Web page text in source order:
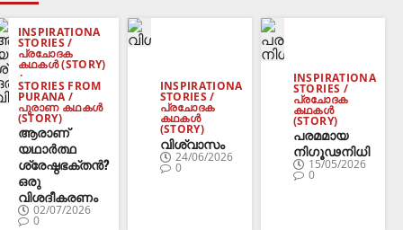
INSPIRATIONA
STORIES /
പ്രചോദക
കഥകൾ (STORY)
STORIES FROM
PURANA /
പുരാണ കഥകൾ
(STORY)
ആരാണ്
യഥാർത്ഥ
ശ്രേഷ്ഠഭക്തൻ?
ഒരു
വിശദീകരണം
02/07/2026
0
INSPIRATIONA
STORIES /
പ്രചോദക
കഥകൾ
(STORY)
വിശ്വാസം
24/06/2026
0
INSPIRATIONA
STORIES /
പ്രചോദക
കഥകൾ
(STORY)
പരമമായ
നിഗൂഢനിധി
15/05/2026
0